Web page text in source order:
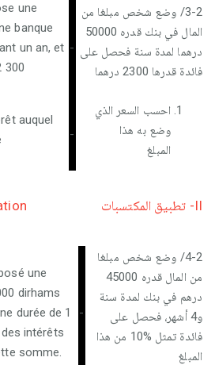
une
banque
un an, et
300
-
3-2/ وضع شخص مبلغا من
المال في بنك قدره 50000
درهما لمدة سنة فحصل على
فائدة قدرها 2300 درهما
auquel
-
احسب السعر الذي
وضع به هذا
المبلغ
II- تطبيق المكتسبات
une
dirhams
durée de 1
intérêts
somme.
-
4-2/ وضع شخص مبلغا
من المال قدره 45000
درهم في بنك لمدة سنة
و4 أشهر،‏ فحصل على
فائدة تمثل %10 من هذا
المبلغ